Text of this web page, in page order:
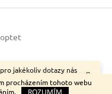
procházením tohoto webu
ROZUMÍM
jakékoliv dotazy nás
práva vyhrazena.